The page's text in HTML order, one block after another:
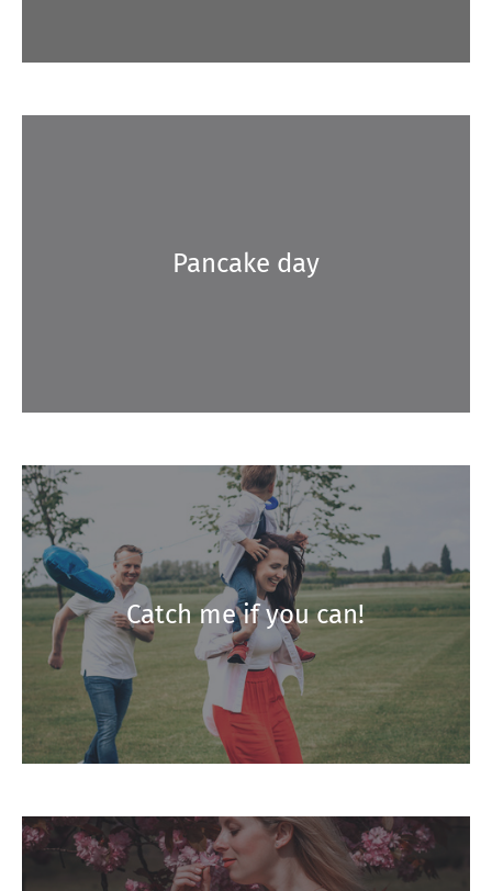
Pancake day
Catch me if you can!